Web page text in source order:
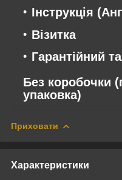
Інструкція
Візитка
Гарантійний
Без коробочки
упаковка)
Приховати
Характеристики